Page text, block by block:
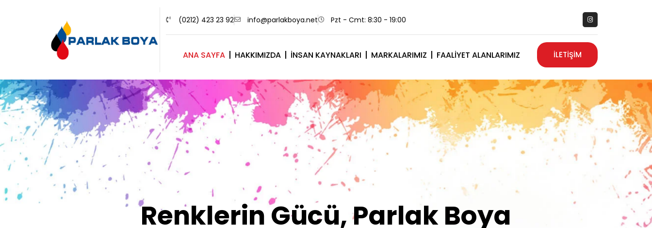
(0212) 423 23 92 info@parlakboya.net Pzt - Cmt: 8:30 - 19:00
ANA SAYFA HAKKIMIZDA İNSAN KAYNAKLARI MARKALARIMIZ FAALIYET ALANLARIMIZ İLETİŞİM
Renklerimiz Sizin İmzanız
Olsun